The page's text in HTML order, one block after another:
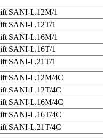
SANI-L.12M/1
SANI-L.12T/1
SANI-L.16M/1
SANI-L.16T/1
SANI-L.21T/1
SANI-L.12M/4C
SANI-L.12T/4C
SANI-L.16M/4C
SANI-L.16T/4C
SANI-L.21T/4C